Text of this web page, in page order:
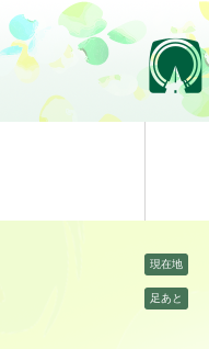
ペ
ー
ジ
メ
ニ
ュ
て
現在地
足あと